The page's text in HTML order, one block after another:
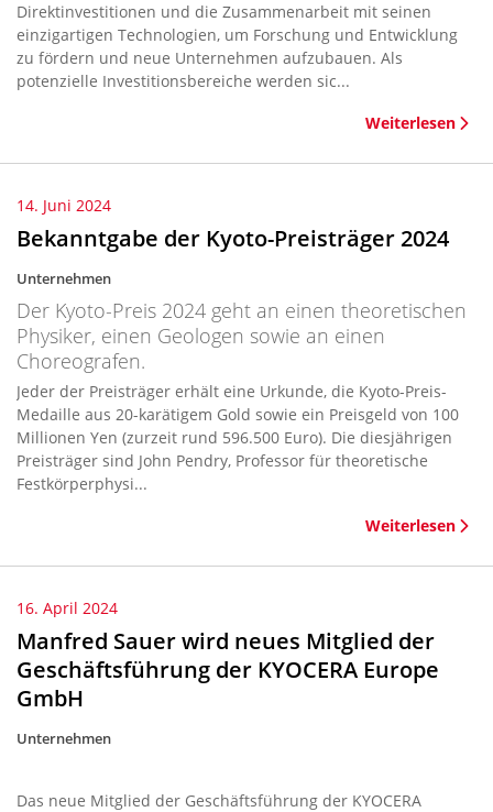
Direktinvestitionen und die Zusammenarbeit mit seinen
einzigartigen Technologien, um Forschung und Entwicklung
zu fördern und neue Unternehmen aufzubauen. Als
potenzielle Investitionsbereiche werden sic...
Weiterlesen
14. Juni 2024
Bekanntgabe der Kyoto-Preisträger 2024
Unternehmen
Der Kyoto-Preis 2024 geht an einen theoretischen
Physiker, einen Geologen sowie an einen
Choreografen.
Jeder der Preisträger erhält eine Urkunde, die Kyoto-Preis-
Medaille aus 20-karätigem Gold sowie ein Preisgeld von 100
Millionen Yen (zurzeit rund 596.500 Euro). Die diesjährigen
Preisträger sind John Pendry, Professor für theoretische
Festkörperphysi...
Weiterlesen
16. April 2024
Manfred Sauer wird neues Mitglied der
Geschäftsführung der KYOCERA Europe
GmbH
Unternehmen
Das neue Mitglied der Geschäftsführung der KYOCERA